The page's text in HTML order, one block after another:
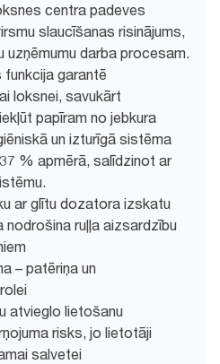
centra padeves
slaucīšanas risinājums,
darba procesam.
garantē
loksnei, savukārt
papīram no jebkura
un izturīgā sistēma
% apmērā, salīdzinot ar
ar glītu dozatora izskatu
ruļļa aizsardzību
– patēriņa un
atvieglo lietošanu
risks, jo lietotāji
salvetei